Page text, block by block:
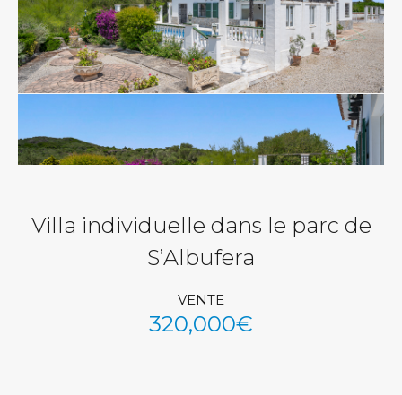
See All Photos (41)
Villa individuelle dans le parc de
S’Albufera
VENTE
320,000€